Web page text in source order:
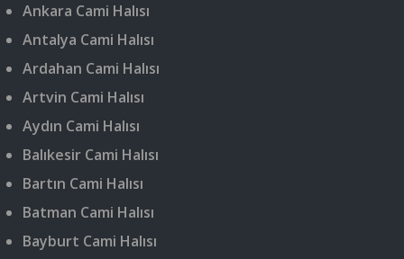
Ankara Cami Halısı
Antalya Cami Halısı
Ardahan Cami Halısı
Artvin Cami Halısı
Aydın Cami Halısı
Balıkesir Cami Halısı
Bartın Cami Halısı
Batman Cami Halısı
Bayburt Cami Halısı